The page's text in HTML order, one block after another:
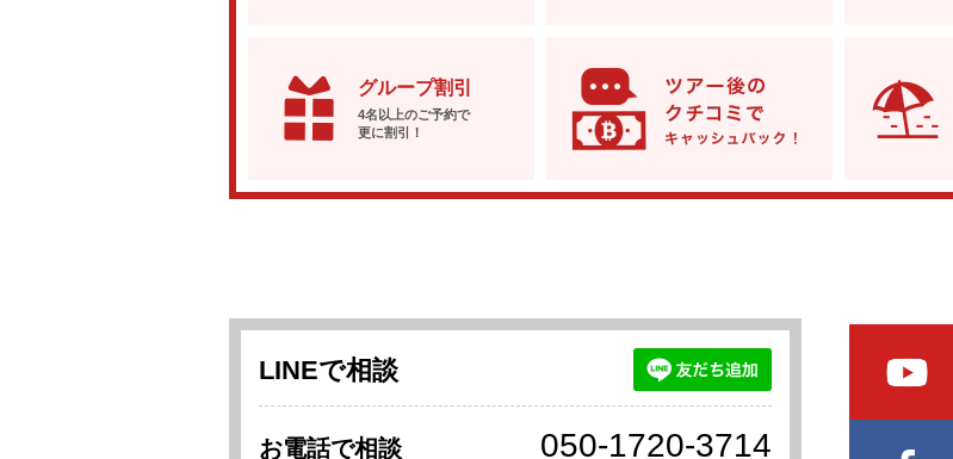
グループ割引
4名以上のご予約で
更に割引！
LINEで相談
お電話で相談 050-1720-3714